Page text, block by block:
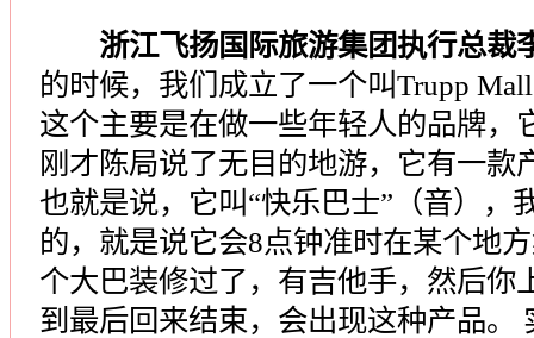
浙江飞扬国际旅游集团执行总裁
的时候，我们成立了一个叫Trupp
这个主要是在做一些年轻人的品牌，
刚才陈局说了无目的地游，它有一款
也就是说，它叫“快乐巴士”（音），
的，就是说它会8点钟准时在某个地
个大巴装修过了，有吉他手，然后你
到最后回来结束，会出现这种产品。